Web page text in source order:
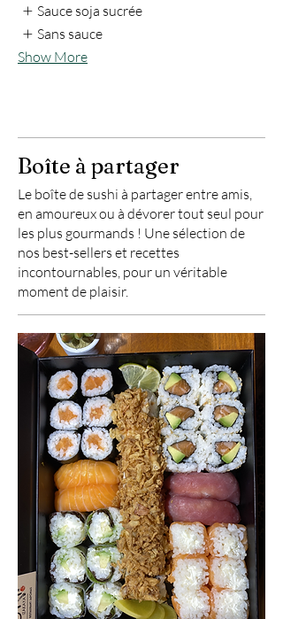
Sauce soja sucrée
Sans sauce
Show More
Boîte à partager
Le boîte de sushi à partager entre amis,
en amoureux ou à dévorer tout seul pour
les plus gourmands ! Une sélection de
nos best-sellers et recettes
incontournables, pour un véritable
moment de plaisir.